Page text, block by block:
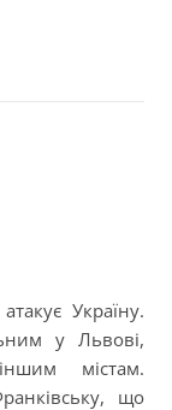
Україну.
у Львові,
містам.
що